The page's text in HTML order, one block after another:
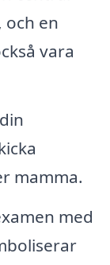
en
vara
mamma.
med